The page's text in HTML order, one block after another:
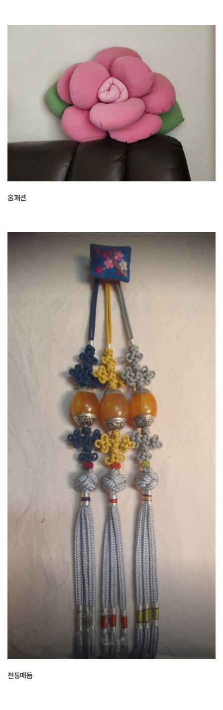
홈패션
2026.04.13오산한국문화센터
홈패션
오산한국문화센터
전통매듭